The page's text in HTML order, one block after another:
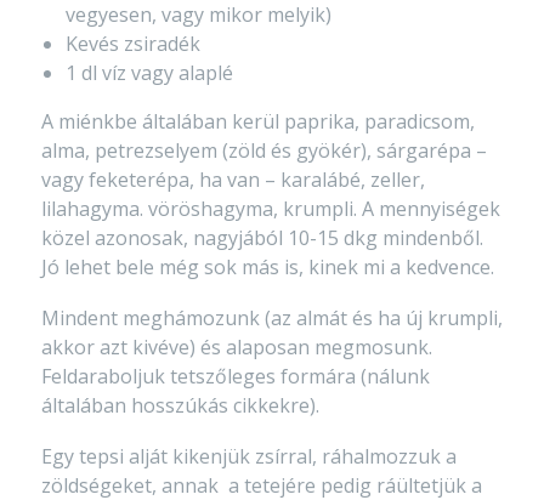
vegyesen, vagy mikor melyik)
Kevés zsiradék
1 dl víz vagy alaplé
A miénkbe általában kerül paprika, paradicsom,
alma, petrezselyem (zöld és gyökér), sárgarépa –
vagy feketerépa, ha van – karalábé, zeller,
lilahagyma. vöröshagyma, krumpli. A mennyiségek
közel azonosak, nagyjából 10-15 dkg mindenből.
Jó lehet bele még sok más is, kinek mi a kedvence.
Mindent meghámozunk (az almát és ha új krumpli,
akkor azt kivéve) és alaposan megmosunk.
Feldaraboljuk tetszőleges formára (nálunk
általában hosszúkás cikkekre).
Egy tepsi alját kikenjük zsírral, ráhalmozzuk a
zöldségeket, annak a tetejére pedig ráültetjük a